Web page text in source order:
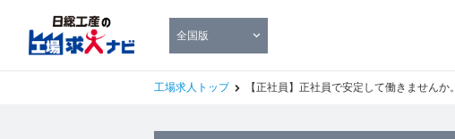
全国版
工場求人トップ 【正社員】正社員で安定して働きませんか。